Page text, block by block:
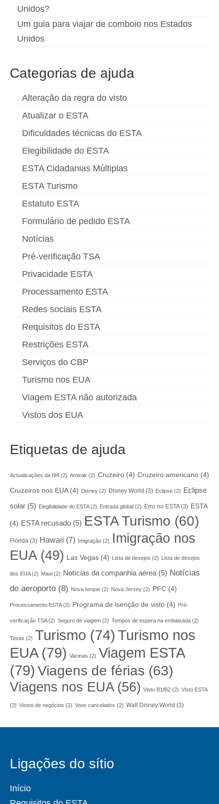
Unidos?
Um guia para viajar de comboio nos Estados
Unidos
Categorias de ajuda
Alteração da regra do visto
Atualizar o ESTA
Dificuldades técnicas do ESTA
Elegibilidade do ESTA
ESTA Cidadanias Múltiplas
ESTA Turismo
Estatuto ESTA
Formulário de pedido ESTA
Notícias
Pré-verificação TSA
Privacidade ESTA
Processamento ESTA
Redes sociais ESTA
Requisitos do ESTA
Restrições ESTA
Serviços do CBP
Turismo nos EUA
Viagem ESTA não autorizada
Vistos dos EUA
Etiquetas de ajuda
Actualizações da I94 (2) Amtrak (2) Cruzeiro (4) Cruzeiro americano (4)
Cruzeiros nos EUA(4) Disney (2) Disney World (3) Eclipse (2)
Eclipse
solar (5) Elegibilidade do ESTA(2) Entrada global (2) Erro no ESTA(3) ESTA
(4) ESTA recusado (5) ESTA Turismo (60)
Flórida (3) Hawaii (7) Imigração (2)
Imigração nos
EUA(49) Las Vegas (4) Lista de desejos (2) Lista de desejos
dos EUA(2) Maui (2) Notícias da companhia aérea (5) Notícias
do aeroporto (8) Nova Iorque (2) Nova Jersey (2) PFC (4)
Processamento ESTA(2) Programa de isenção de visto (4) Pré-
verificação TSA(2) Seguro de viagem (2) Tempos de espera na embaixada (2)
Texas (2) Turismo (74) Turismo nos
EUA(79) Vacinas (2) Viagem ESTA
(79) Viagens de férias (63)
Viagens nos EUA(56) Visto B1/B2 (2) Visto ESTA
(2) Vistos de negócios (2) Voos cancelados (2) Walt Disney World (3)
Ligações do sítio
Início